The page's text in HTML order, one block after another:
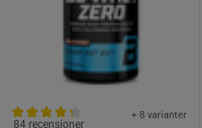
+ 8 varianter
84 recensioner